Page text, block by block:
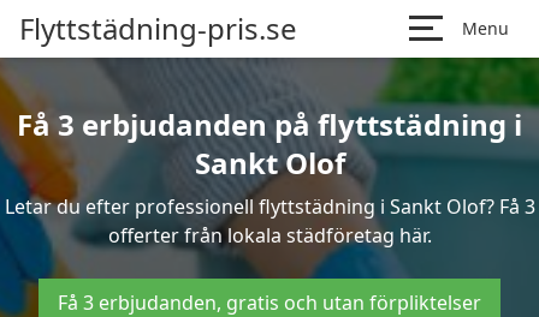
Flyttstädning-pris.se Menu
Få 3 erbjudanden på flyttstädning i
Sankt Olof
Letar du efter professionell flyttstädning i Sankt Olof? Få 3
offerter från lokala städföretag här.
Få 3 erbjudanden, gratis och utan förpliktelser